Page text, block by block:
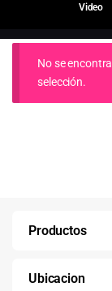
Video
No se
selección.
Productos
Ubicacion